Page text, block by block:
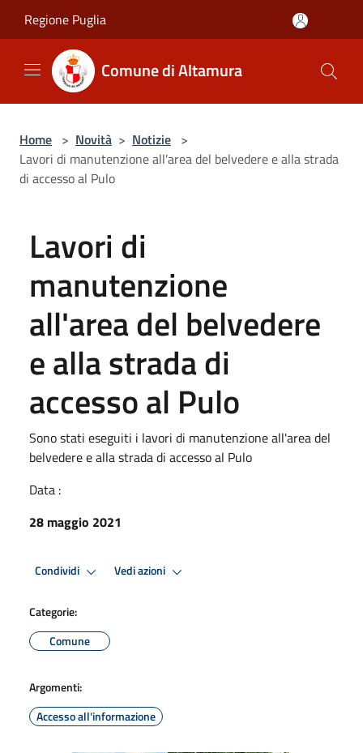
Regione Puglia
Comune di Altamura
Home > Novità > Notizie >
Lavori di manutenzione all'area del belvedere e alla strada
di accesso al Pulo
Lavori di
manutenzione
all'area del belvedere
e alla strada di
accesso al Pulo
Sono stati eseguiti i lavori di manutenzione all'area del
belvedere e alla strada di accesso al Pulo
Data :
28 maggio 2021
Condividi Vedi azioni
Categorie:
Comune
Argomenti:
Accesso all'informazione